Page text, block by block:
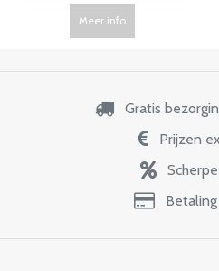
Meer info
Gratis
Prijzen